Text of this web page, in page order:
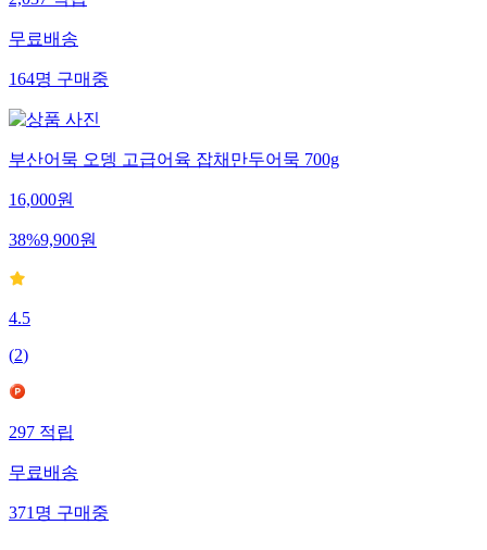
2,037적립
무료배송
164명구매중
부산어묵 오뎅 고급어육 잡채만두어묵 700g
16,000원
38%9,900원
4.5
(2)
297적립
무료배송
371명구매중